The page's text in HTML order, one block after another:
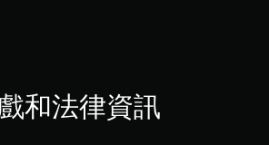
和法律資訊